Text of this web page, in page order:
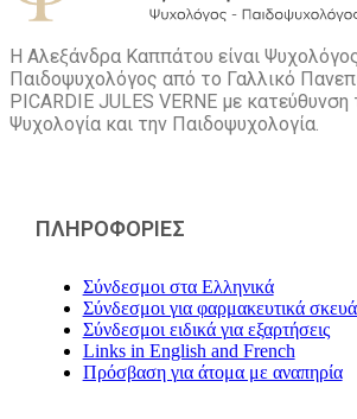
Η Αλεξάνδρα Καππάτου είναι
Παιδοψυχολόγος από το Γαλλικό
PICARDIE JULES VERNE με κατεύθυνση
Ψυχολογία και την Παιδοψυχολογία.
ΠΛΗΡΟΦΟΡΙΕΣ
Σύνδεσμοι στα Ελληνικά
Σύνδεσμοι για φαρμακευτικά
Σύνδεσμοι ειδικά για εξαρτήσεις
Links in English and French
Πρόσβαση για άτομα με αναπηρία